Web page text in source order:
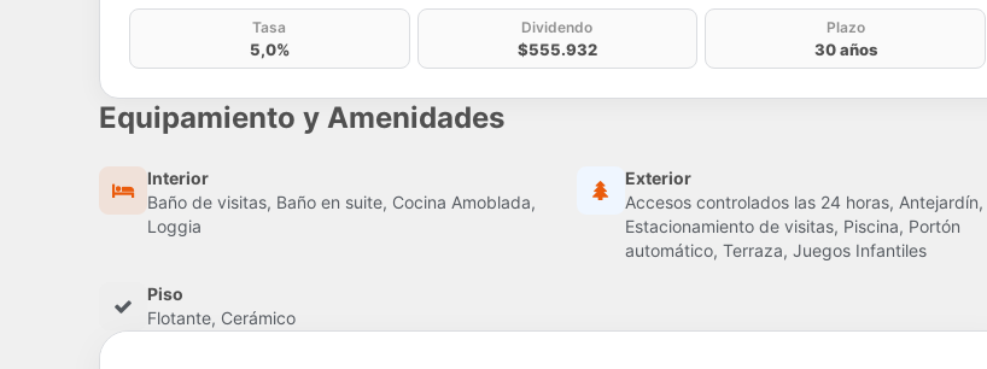
Tasa
5,0%
Dividendo
$555.932
Plazo
30 años
Equipamiento y Amenidades
Interior
Baño de visitas, Baño en suite, Cocina Amoblada,
Loggia
Exterior
Accesos controlados las 24 horas, Antejardín,
Estacionamiento de visitas, Piscina, Portón
automático, Terraza, Juegos Infantiles
Piso
Flotante, Cerámico